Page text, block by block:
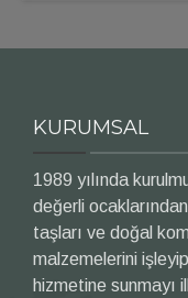
KURUMSAL
1989 yılında
değerli
taşları ve doğal
malzemelerini
hizmetine sunmayı